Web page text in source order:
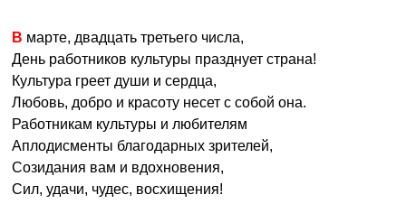
В марте, двадцать третьего числа,
День работников культуры празднует страна!
Культура греет души и сердца,
Любовь, добро и красоту несет с собой она.
Работникам культуры и любителям
Аплодисменты благодарных зрителей,
Созидания вам и вдохновения,
Сил, удачи, чудес, восхищения!